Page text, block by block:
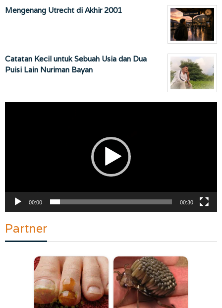
Mengenang Utrecht di Akhir 2001
Catatan Kecil untuk Sebuah Usia dan Dua
Puisi Lain Nuriman Bayan
00:00 00:30
Partner